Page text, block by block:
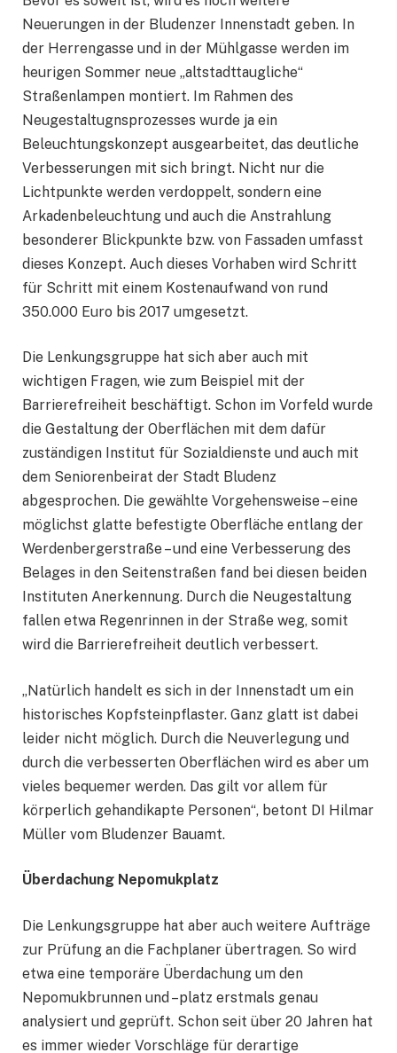
Neuerungen in der Bludenzer Innenstadt geben. In
der Herrengasse und in der Mühlgasse werden im
heurigen Sommer neue „altstadttaugliche“
Straßenlampen montiert. Im Rahmen des
Neugestaltugnsprozesses wurde ja ein
Beleuchtungskonzept ausgearbeitet, das deutliche
Verbesserungen mit sich bringt. Nicht nur die
Lichtpunkte werden verdoppelt, sondern eine
Arkadenbeleuchtung und auch die Anstrahlung
besonderer Blickpunkte bzw. von Fassaden umfasst
dieses Konzept. Auch dieses Vorhaben wird Schritt
für Schritt mit einem Kostenaufwand von rund
350.000 Euro bis 2017 umgesetzt.
Die Lenkungsgruppe hat sich aber auch mit
wichtigen Fragen, wie zum Beispiel mit der
Barrierefreiheit beschäftigt. Schon im Vorfeld wurde
die Gestaltung der Oberflächen mit dem dafür
zuständigen Institut für Sozialdienste und auch mit
dem Seniorenbeirat der Stadt Bludenz
abgesprochen. Die gewählte Vorgehensweise – eine
möglichst glatte befestigte Oberfläche entlang der
Werdenbergerstraße – und eine Verbesserung des
Belages in den Seitenstraßen fand bei diesen beiden
Instituten Anerkennung. Durch die Neugestaltung
fallen etwa Regenrinnen in der Straße weg, somit
wird die Barrierefreiheit deutlich verbessert.
„Natürlich handelt es sich in der Innenstadt um ein
historisches Kopfsteinpflaster. Ganz glatt ist dabei
leider nicht möglich. Durch die Neuverlegung und
durch die verbesserten Oberflächen wird es aber um
vieles bequemer werden. Das gilt vor allem für
körperlich gehandikapte Personen“, betont DI Hilmar
Müller vom Bludenzer Bauamt.
Überdachung Nepomukplatz
Die Lenkungsgruppe hat aber auch weitere Aufträge
zur Prüfung an die Fachplaner übertragen. So wird
etwa eine temporäre Überdachung um den
Nepomukbrunnen und –platz erstmals genau
analysiert und geprüft. Schon seit über 20 Jahren hat
es immer wieder Vorschläge für derartige